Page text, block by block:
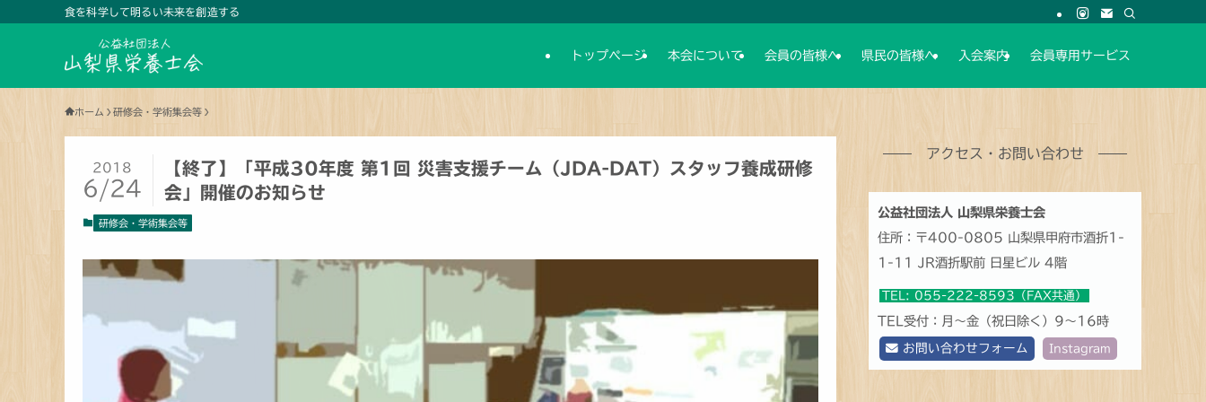
食を科学して明るい未来を創造する
トップページ 本会について 会員の皆様へ 県民の皆様へ 入会案内 会員専用サービス
ホーム 研修会・学術集会等
【終了】「平成30年度 第1回 災害支援チーム（JDA-DAT）スタッフ養成研修
会」開催のお知らせ
2018
6/24
研修会・学術集会等
アクセス・お問い合わせ
公益社団法人 山梨県栄養士会
住所：〒400-0805 山梨県甲府市酒折1-
1-11 JR酒折駅前 日星ビル 4階
TEL: 055-222-8593（FAX共通）
TEL受付：月～金（祝日除く）9～16時
お問い合わせフォーム Instagram